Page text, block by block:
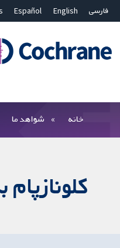
فارسی English
Español
بستن جستجو ✖
خانه شواهد ما